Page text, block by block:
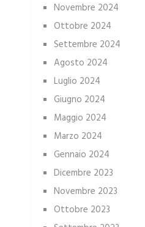
Novembre 2024
Ottobre 2024
Settembre 2024
Agosto 2024
Luglio 2024
Giugno 2024
Maggio 2024
Marzo 2024
Gennaio 2024
Dicembre 2023
Novembre 2023
Ottobre 2023